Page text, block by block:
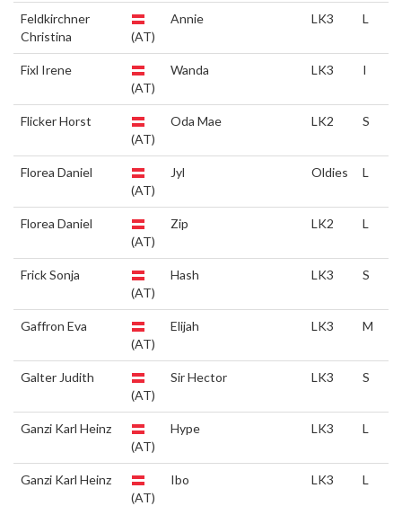
Feldkirchner
Christina
(AT)
Annie LK3 L
Fixl Irene
(AT)
Wanda LK3 I
Flicker Horst
(AT)
Oda Mae LK2 S
Florea Daniel
(AT)
Jyl Oldies L
Florea Daniel
(AT)
Zip LK2 L
Frick Sonja
(AT)
Hash LK3 S
Gaffron Eva
(AT)
Elijah LK3 M
Galter Judith
(AT)
Sir Hector LK3 S
Ganzi Karl Heinz
(AT)
Hype LK3 L
Ganzi Karl Heinz
(AT)
Ibo LK3 L